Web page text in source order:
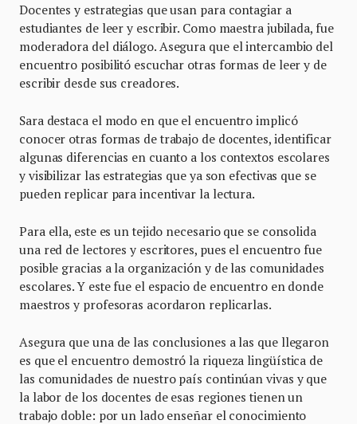
Docentes y estrategias que usan para contagiar a
estudiantes de leer y escribir. Como maestra jubilada, fue
moderadora del diálogo. Asegura que el intercambio del
encuentro posibilitó escuchar otras formas de leer y de
escribir desde sus creadores.
Sara destaca el modo en que el encuentro implicó
conocer otras formas de trabajo de docentes, identificar
algunas diferencias en cuanto a los contextos escolares
y visibilizar las estrategias que ya son efectivas que se
pueden replicar para incentivar la lectura.
Para ella, este es un tejido necesario que se consolida
una red de lectores y escritores, pues el encuentro fue
posible gracias a la organización y de las comunidades
escolares. Y este fue el espacio de encuentro en donde
maestros y profesoras acordaron replicarlas.
Asegura que una de las conclusiones a las que llegaron
es que el encuentro demostró la riqueza lingüística de
las comunidades de nuestro país continúan vivas y que
la labor de los docentes de esas regiones tienen un
trabajo doble: por un lado enseñar el conocimiento